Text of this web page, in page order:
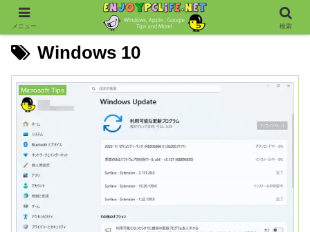
Windows 10
Microsoft Tips
メニュー 検索